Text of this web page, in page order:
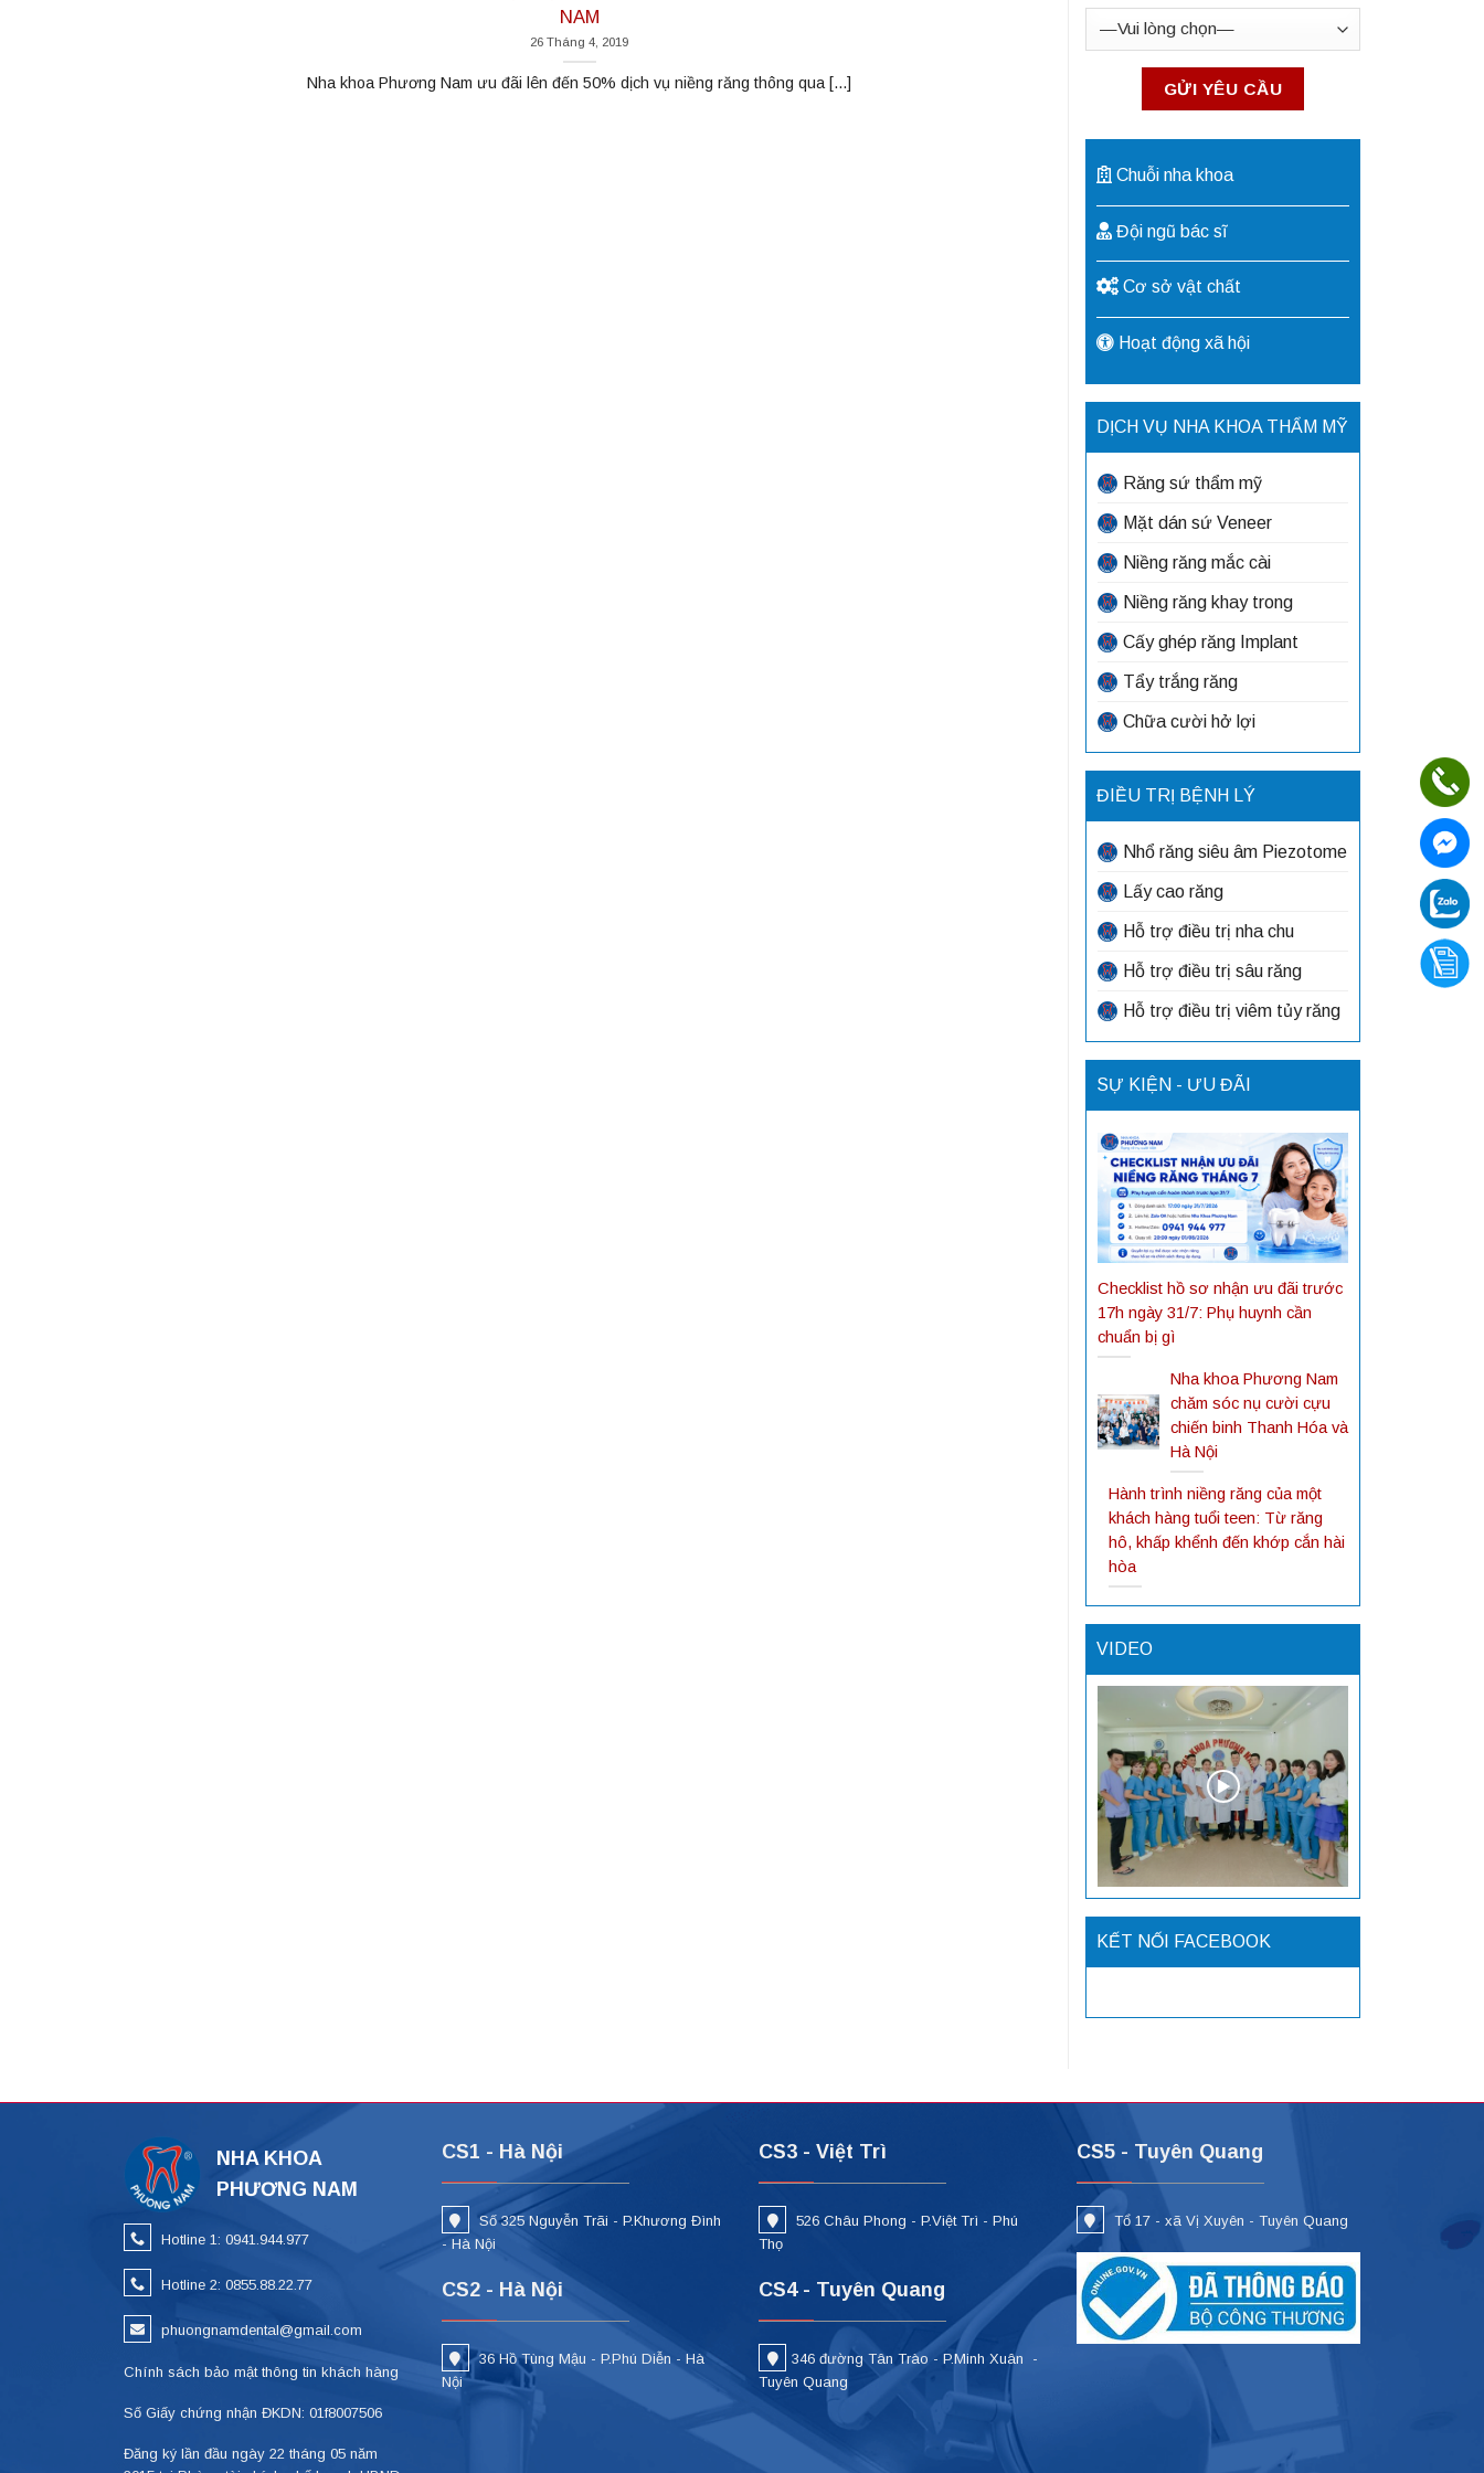
NAM
26 Tháng 4, 2019
Nha khoa Phương Nam ưu đãi lên đến 50% dịch vụ niềng răng thông qua [...]
Chuỗi nha khoa
Đội ngũ bác sĩ
Cơ sở vật chất
Hoạt động xã hội
DỊCH VỤ NHA KHOA THẨM MỸ
Răng sứ thẩm mỹ
Mặt dán sứ Veneer
Niềng răng mắc cài
Niềng răng khay trong
Cấy ghép răng Implant
Tẩy trắng răng
Chữa cười hở lợi
ĐIỀU TRỊ BỆNH LÝ
Nhổ răng siêu âm Piezotome
Lấy cao răng
Hỗ trợ điều trị nha chu
Hỗ trợ điều trị sâu răng
Hỗ trợ điều trị viêm tủy răng
SỰ KIỆN - ƯU ĐÃI
Checklist hồ sơ nhận ưu đãi trước
17h ngày 31/7: Phụ huynh cần
chuẩn bị gì
Nha khoa Phương Nam
chăm sóc nụ cười cựu
chiến binh Thanh Hóa và
Hà Nội
Hành trình niềng răng của một
khách hàng tuổi teen: Từ răng
hô, khấp khểnh đến khớp cắn hài
hòa
VIDEO
KẾT NỐI FACEBOOK
NHA KHOA
PHƯƠNG NAM
Hotline 1: 0941.944.977
Hotline 2: 0855.88.22.77
phuongnamdental@gmail.com
Chính sách bảo mật thông tin khách hàng
Số Giấy chứng nhận ĐKDN: 01f8007506
Đăng ký lần đầu ngày 22 tháng 05 năm
CS1 - Hà Nội
Số 325 Nguyễn Trãi - P.Khương Đình
- Hà Nội
CS2 - Hà Nội
36 Hồ Tùng Mậu - P.Phú Diễn - Hà
Nội
CS3 - Việt Trì
526 Châu Phong - P.Việt Trì - Phú
Thọ
CS4 - Tuyên Quang
346 đường Tân Trào - P.Minh Xuân -
Tuyên Quang
CS5 - Tuyên Quang
Tổ 17 - xã Vị Xuyên - Tuyên Quang